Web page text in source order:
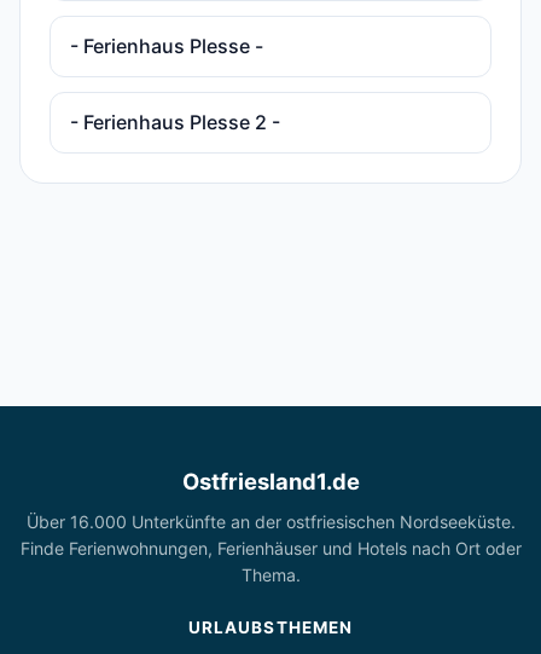
- Ferienhaus Plesse -
- Ferienhaus Plesse 2 -
Ostfriesland1.de
Über 16.000 Unterkünfte an der ostfriesischen Nordseeküste.
Finde Ferienwohnungen, Ferienhäuser und Hotels nach Ort oder
Thema.
URLAUBSTHEMEN